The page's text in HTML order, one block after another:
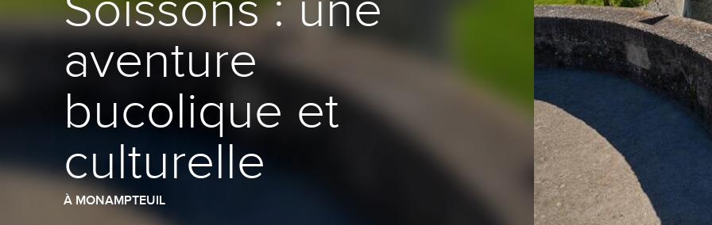
aventure
bucolique et
culturelle
À MONAMPTEUIL